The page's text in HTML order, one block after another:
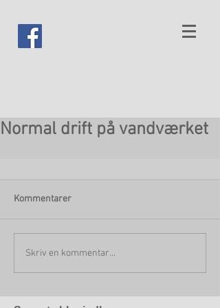
Normal drift på vandværket
Kommentarer
Skriv en kommentar...